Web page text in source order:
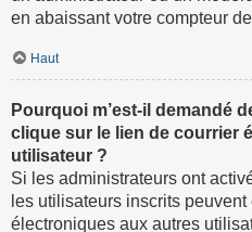
en abaissant votre compteur
Haut
Pourquoi m’est-il demandé
clique sur le lien de courrier
utilisateur ?
Si les administrateurs ont
les utilisateurs inscrits
électroniques aux autres